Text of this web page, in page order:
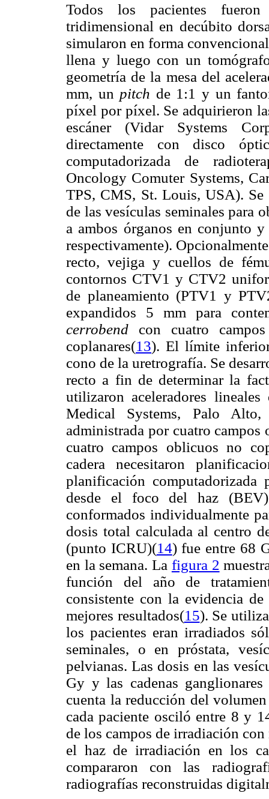
Todos los pacientes
tridimensional en decúbito
simularon en forma
llena y luego con un
geometría de la mesa del
mm, un pitch de 1:1 y un
píxel por píxel. Se adquirieron
escáner (Vidar Systems
directamente con disco
computadorizada de
Oncology Comuter Systems,
TPS, CMS, St. Louis, USA).
de las vesículas seminales para
a ambos órganos en conjunto
respectivamente).
recto, vejiga y cuellos de
contornos CTV1 y CTV2
de planeamiento (PTV1 y
expandidos 5 mm para
cerrobend con cuatro
coplanares(13). El límite
cono de la uretrografía. Se
recto a fin de determinar la
utilizaron aceleradores
Medical Systems, Palo
administrada por cuatro campos
cuatro campos oblicuos no
cadera necesitaron
planificación
desde el foco del haz
conformados individualmente
dosis total calculada al centro
(punto ICRU)(14) fue entre 68
en la semana. La figura 2
función del año de
consistente con la evidencia
mejores resultados(15). Se
los pacientes eran irradiados
seminales, o en próstata,
pelvianas. Las dosis en las
Gy y las cadenas
cuenta la reducción del
cada paciente osciló entre 8 y
de los campos de irradiación
el haz de irradiación en los
compararon con las
radiografías reconstruidas